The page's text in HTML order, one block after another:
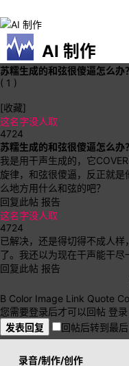
AI 制作
苏糯生成的和弦很傻逼怎么办？
( 1 )
[收藏]
这名字没人取
4724
苏糯生成的和弦很傻逼怎么办？
我是用干声生成的，它
旋律，和弦很傻逼，反正就
么地方用什么和弦的吧？
回复此帖 报告
这名字没人取
4724
已解决，还是得切得不成人样
了。我还以为现在干声能干尽
回复此帖 报告
B Color Image Link Quote
您需要登录后才可以回帖 登录
发表回复 回帖后转到最
录音/制作/创作